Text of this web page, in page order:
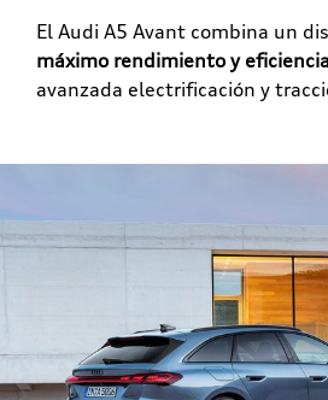
El Audi A5 Avant combina un
máximo rendimiento y eficiencia
avanzada electrificación y